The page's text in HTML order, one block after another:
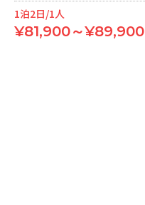
1泊2日/1人
¥81,900～¥89,900